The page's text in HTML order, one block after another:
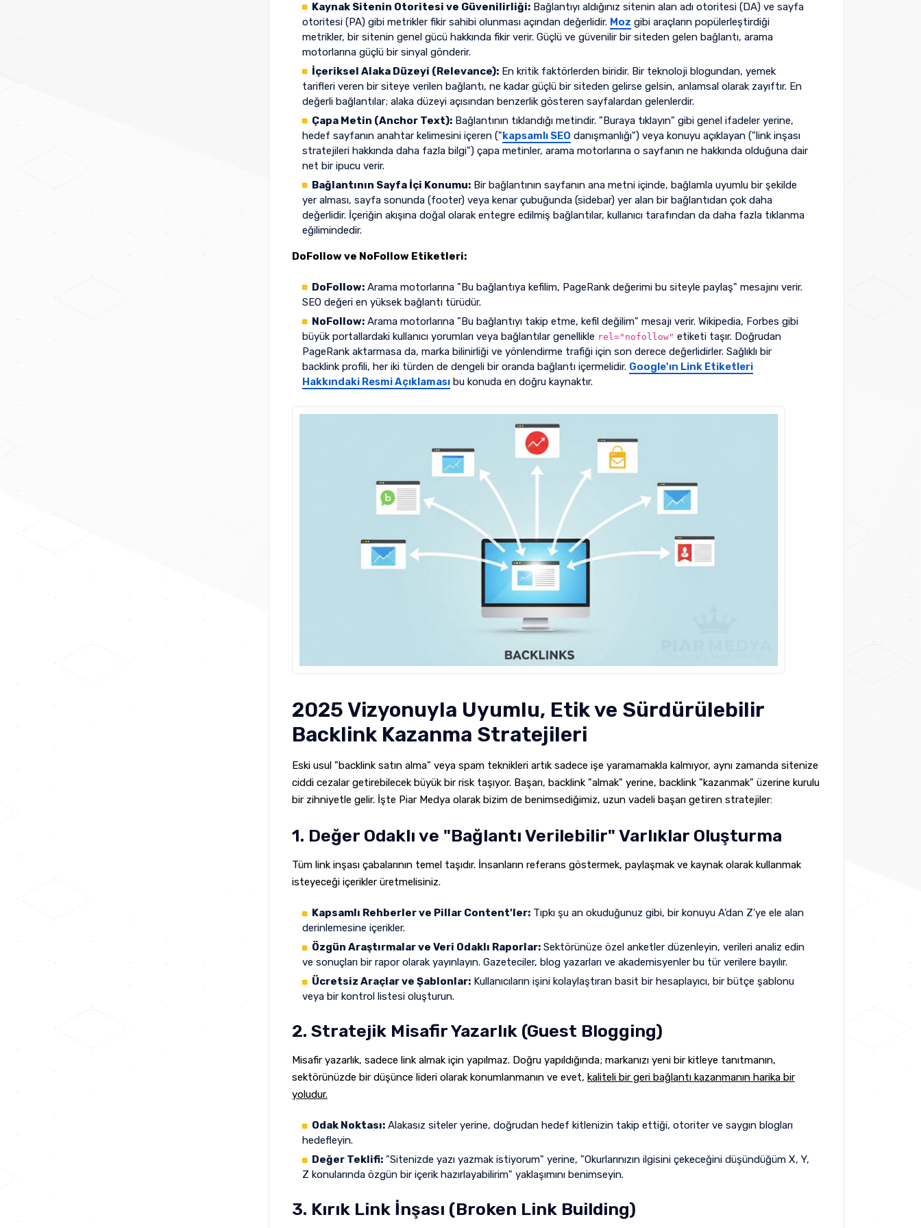
Kaynak Sitenin Otoritesi ve Güvenilirliği:Bağlantıyı aldığınız sitenin alan adı otoritesi (DA) ve sayfa
otoritesi (PA) gibi metrikler fikir sahibi olunması açından değerlidir. Moz gibi araçların popülerleştirdiği
metrikler, bir sitenin genel gücü hakkında fikir verir. Güçlü ve güvenilir bir siteden gelen bağlantı, arama
motorlarına güçlü bir sinyal gönderir.
İçeriksel Alaka Düzeyi (Relevance):En kritik faktörlerden biridir. Bir teknoloji blogundan, yemek
tarifleri veren bir siteye verilen bağlantı, ne kadar güçlü bir siteden gelirse gelsin, anlamsal olarak zayıftır. En
değerli bağlantılar; alaka düzeyi açısından benzerlik gösteren sayfalardan gelenlerdir.
Çapa Metin (Anchor Text):Bağlantının tıklandığı metindir. "Buraya tıklayın" gibi genel ifadeler yerine,
hedef sayfanın anahtar kelimesini içeren ("kapsamlı SEO danışmanlığı") veya konuyu açıklayan ("link inşası
stratejileri hakkında daha fazla bilgi") çapa metinler, arama motorlarına o sayfanın ne hakkında olduğuna dair
net bir ipucu verir.
Bağlantının Sayfa İçi Konumu:Bir bağlantının sayfanın ana metni içinde, bağlamla uyumlu bir şekilde
yer alması, sayfa sonunda (footer) veya kenar çubuğunda (sidebar) yer alan bir bağlantıdan çok daha
değerlidir. İçeriğin akışına doğal olarak entegre edilmiş bağlantılar, kullanıcı tarafından da daha fazla tıklanma
eğilimindedir.
DoFollow ve NoFollow Etiketleri:
DoFollow:Arama motorlarına "Bu bağlantıya kefilim, PageRank değerimi bu siteyle paylaş" mesajını verir.
SEO değeri en yüksek bağlantı türüdür.
NoFollow:Arama motorlarına "Bu bağlantıyı takip etme, kefil değilim" mesajı verir. Wikipedia, Forbes gibi
büyük portallardaki kullanıcı yorumları veya bağlantılar genellikle rel="nofollow" etiketi taşır. Doğrudan
PageRank aktarmasa da, marka bilinirliği ve yönlendirme trafiği için son derece değerlidirler. Sağlıklı bir
backlink profili, her iki türden de dengeli bir oranda bağlantı içermelidir. Google'ın Link Etiketleri
Hakkındaki Resmi Açıklamasıbu konuda en doğru kaynaktır.
2025 Vizyonuyla Uyumlu, Etik ve Sürdürülebilir
Backlink Kazanma Stratejileri
Eski usul "backlink satın alma" veya spam teknikleri artık sadece işe yaramamakla kalmıyor, aynı zamanda sitenize
ciddi cezalar getirebilecek büyük bir risk taşıyor. Başarı, backlink "almak" yerine, backlink "kazanmak" üzerine kurulu
bir zihniyetle gelir. İşte Piar Medya olarak bizim de benimsediğimiz, uzun vadeli başarı getiren stratejiler:
1. Değer Odaklı ve "Bağlantı Verilebilir" Varlıklar Oluşturma
Tüm link inşası çabalarının temel taşıdır. İnsanların referans göstermek, paylaşmak ve kaynak olarak kullanmak
isteyeceği içerikler üretmelisiniz.
Kapsamlı Rehberler ve Pillar Content'ler:Tıpkı şu an okuduğunuz gibi, bir konuyu A'dan Z'ye ele alan
derinlemesine içerikler.
Özgün Araştırmalar ve Veri Odaklı Raporlar:Sektörünüze özel anketler düzenleyin, verileri analiz edin
ve sonuçları bir rapor olarak yayınlayın. Gazeteciler, blog yazarları ve akademisyenler bu tür verilere bayılır.
Ücretsiz Araçlar ve Şablonlar:Kullanıcıların işini kolaylaştıran basit bir hesaplayıcı, bir bütçe şablonu
veya bir kontrol listesi oluşturun.
2. Stratejik Misafir Yazarlık (Guest Blogging)
Misafir yazarlık, sadece link almak için yapılmaz. Doğru yapıldığında; markanızı yeni bir kitleye tanıtmanın,
sektörünüzde bir düşünce lideri olarak konumlanmanın ve evet, kaliteli bir geri bağlantı kazanmanın harika bir
yoludur.
Odak Noktası:Alakasız siteler yerine, doğrudan hedef kitlenizin takip ettiği, otoriter ve saygın blogları
hedefleyin.
Değer Teklifi:"Sitenizde yazı yazmak istiyorum" yerine, "Okurlarınızın ilgisini çekeceğini düşündüğüm X, Y,
Z konularında özgün bir içerik hazırlayabilirim" yaklaşımını benimseyin.
3. Kırık Link İnşası (Broken Link Building)